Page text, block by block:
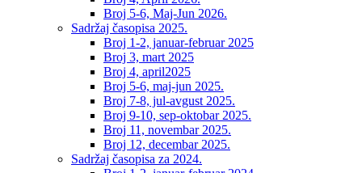
Broj 5-6, Maj-Jun 2026.
Sadržaj časopisa 2025.
Broj 1-2, januar-februar 2025
Broj 3, mart 2025
Broj 4, april2025
Broj 5-6, maj-jun 2025.
Broj 7-8, jul-avgust 2025.
Broj 9-10, sep-oktobar 2025.
Broj 11, novembar 2025.
Broj 12, decembar 2025.
Sadržaj časopisa za 2024.